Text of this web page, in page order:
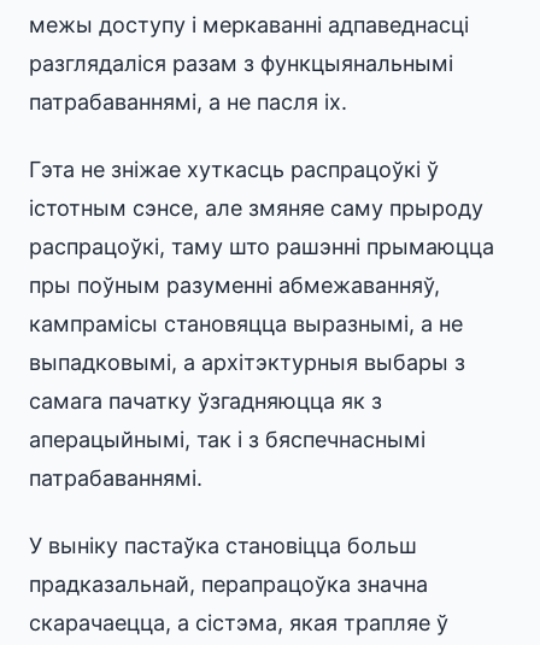
межы доступу і меркаванні адпаведнасці
разглядаліся разам з функцыянальнымі
патрабаваннямі, а не пасля іх.
Гэта не зніжае хуткасць распрацоўкі ў
істотным сэнсе, але змяняе саму прыроду
распрацоўкі, таму што рашэнні прымаюцца
пры поўным разуменні абмежаванняў,
кампрамісы становяцца выразнымі, а не
выпадковымі, а архітэктурныя выбары з
самага пачатку ўзгадняюцца як з
аперацыйнымі, так і з бяспечнаснымі
патрабаваннямі.
У выніку пастаўка становіцца больш
прадказальнай, перапрацоўка значна
скарачаецца, а сістэма, якая трапляе ў